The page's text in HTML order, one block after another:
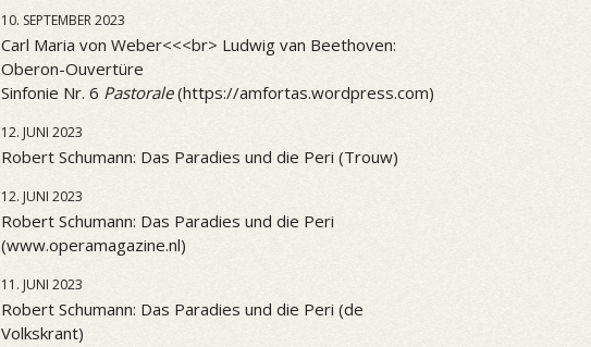
10. SEPTEMBER 2023
Carl Maria von Weber<<<br> Ludwig van Beethoven:
Oberon-Ouvertüre
Sinfonie Nr. 6 Pastorale(https://amfortas.wordpress.com)
12. JUNI 2023
Robert Schumann: Das Paradies und die Peri (Trouw)
12. JUNI 2023
Robert Schumann: Das Paradies und die Peri
(www.operamagazine.nl)
11. JUNI 2023
Robert Schumann: Das Paradies und die Peri (de
Volkskrant)